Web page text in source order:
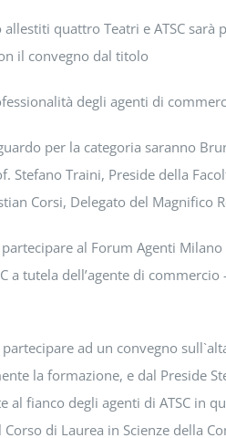
quattro Teatri e ATSC sarà
il convegno dal titolo
degli agenti di
per la categoria saranno
Stefano Traini, Preside della
Corsi, Delegato del Magnifico
al Forum Agenti
a tutela dell’agente di
ad un convegno
la formazione, e dal Preside
al fianco degli agenti di ATSC in
di Laurea in Scienze della